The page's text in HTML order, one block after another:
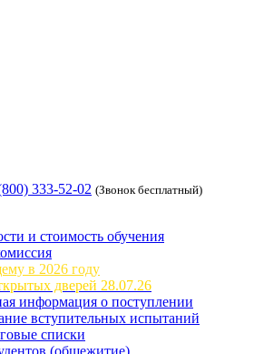
333-52-02 (Звонок бесплатный)
и стоимость обучения
в 2026 году
дверей 28.07.26
информация о поступлении
вступительных испытаний
списки
(общежитие)